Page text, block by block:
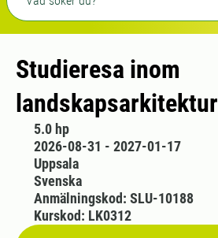
Studieresa inom
landskapsarkitektur
5.0 hp
2026-08-31 - 2027-01-17
Uppsala
Svenska
Anmälningskod: SLU-10188
Kurskod: LK0312